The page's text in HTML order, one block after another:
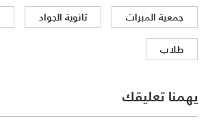
جمعية المبرات
ثانوية الجواد
طلاب
يهمنا تعليقك